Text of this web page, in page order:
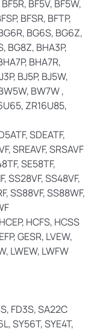
BF5V, BF5W,
BFSR, BFTP,
BG6S, BG6Z,
BG8Z, BHA3P,
BHA7R,
BJ5P, BJ5W,
BW7W ,
ZR16U85,
SDEATF,
SREAVF, SRSAVF
SE58TF,
SS28VF, SS48VF,
SS88VF, SS88WF,
HCFS, HCSS
GESR, LVEW,
LWEW, LWFW
FD3S, SA22C
SY56T, SYE4T,